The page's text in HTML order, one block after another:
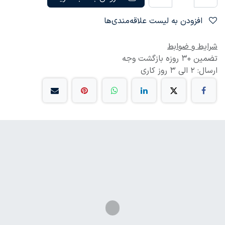
شرایط و ضوابط
تضمین 30 روزه بازگشت وجه
ارسال: 2 الی 3 روز کاری